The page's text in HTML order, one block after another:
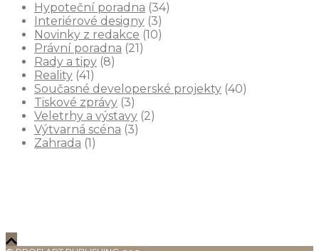
Hypoteční poradna (34)
Interiérové designy (3)
Novinky z redakce (10)
Právní poradna (21)
Rady a tipy (8)
Reality (41)
Současné developerské projekty (40)
Tiskové zprávy (3)
Veletrhy a výstavy (2)
Výtvarná scéna (3)
Zahrada (1)